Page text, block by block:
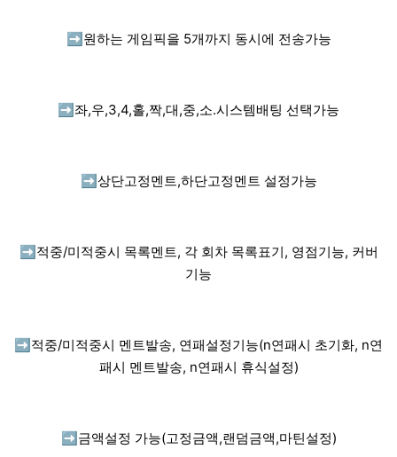
➡️ 원하는 게임픽을 5개까지 동시에 전송가능
➡️ 좌,우,3,4,홀,짝,대,중,소.시스템배팅 선택가능
➡️ 상단고정멘트,하단고정멘트 설정가능
➡️ 적중/미적중시 목록멘트, 각 회차 목록표기, 영점기능, 커버
기능
➡️ 적중/미적중시 멘트발송, 연패설정기능(n연패시 초기화, n연
패시 멘트발송, n연패시 휴식설정)
➡️ 금액설정 가능(고정금액,랜덤금액,마틴설정)